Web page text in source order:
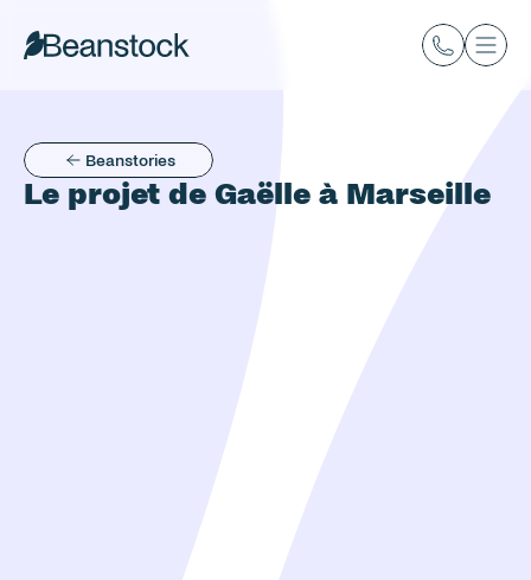
Beanstories
Le projet de Gaëlle à Marseille